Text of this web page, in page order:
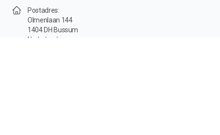
Postadres:
Olmenlaan 144
1404 DH Bussum
Nederland